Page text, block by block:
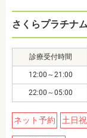
さくらプラチナ
診療受付時間
12:00～21:00
22:00～05:00
ネット予約 土日